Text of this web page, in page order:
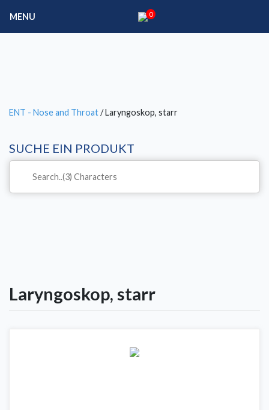
MENU 0
ENT - Nose and Throat/ Laryngoskop, starr
SUCHE EIN PRODUKT
Laryngoskop, starr